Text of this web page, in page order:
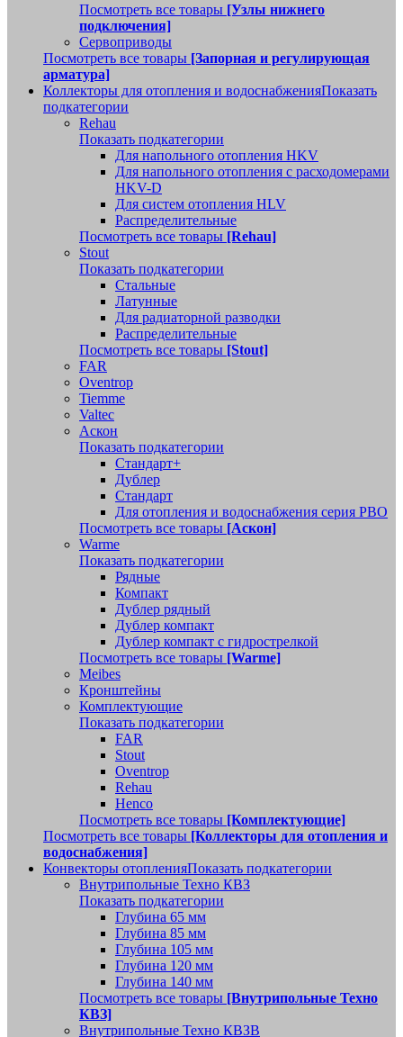
Посмотреть все товары [Узлы нижнего
подключения]
Сервоприводы
Посмотреть все товары [Запорная и регулирующая
арматура]
Коллекторы для отопления и водоснабженияПоказать
подкатегории
Rehau
Показать подкатегории
Для напольного отопления HKV
Для напольного отопления с расходомерами
HKV-D
Для систем отопления HLV
Распределительные
Посмотреть все товары [Rehau]
Stout
Показать подкатегории
Стальные
Латунные
Для радиаторной разводки
Распределительные
Посмотреть все товары [Stout]
FAR
Oventrop
Tiemme
Valtec
Аскон
Показать подкатегории
Стандарт+
Дублер
Стандарт
Для отопления и водоснабжения серия РВО
Посмотреть все товары [Аскон]
Warme
Показать подкатегории
Рядные
Компакт
Дублер рядный
Дублер компакт
Дублер компакт с гидрострелкой
Посмотреть все товары [Warme]
Meibes
Кронштейны
Комплектующие
Показать подкатегории
FAR
Stout
Oventrop
Rehau
Henco
Посмотреть все товары [Комплектующие]
Посмотреть все товары [Коллекторы для отопления и
водоснабжения]
Конвекторы отопленияПоказать подкатегории
Внутрипольные Техно КВЗ
Показать подкатегории
Глубина 65 мм
Глубина 85 мм
Глубина 105 мм
Глубина 120 мм
Глубина 140 мм
Посмотреть все товары [Внутрипольные Техно
КВЗ]
Внутрипольные Техно КВЗВ